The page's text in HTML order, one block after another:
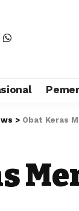
> Obat Keras